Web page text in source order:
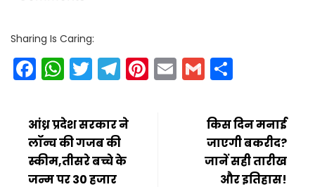
Sharing Is Caring:
Facebook
WhatsApp
Twitter
Telegram
Pinterest
EmailGmail
आंध्र प्रदेश सरकार ने
लॉन्च की गजब की
स्कीम,तीसरे बच्चे के
जन्म पर 30 हजार
किस दिन मनाई
जाएगी बकरीद?
जानें सही तारीख
और इतिहास!